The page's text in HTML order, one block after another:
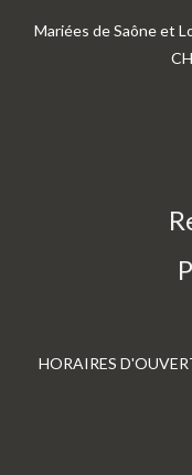
Mariées de Saône et
HORAIRES